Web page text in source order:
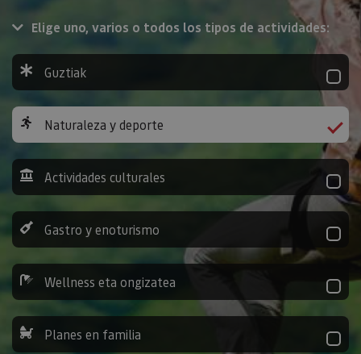
Elige uno, varios o todos los tipos de actividades:
Guztiak
Naturaleza y deporte
Actividades culturales
Gastro y enoturismo
Wellness eta ongizatea
Planes en familia